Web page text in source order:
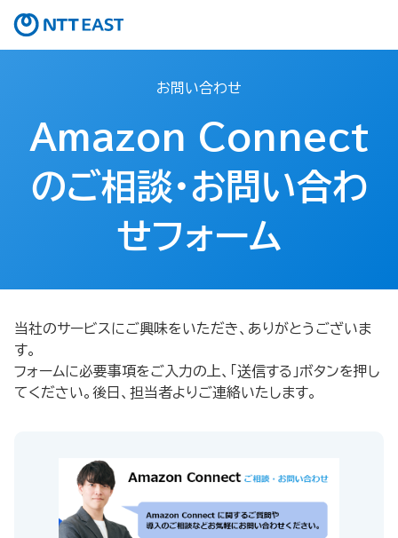
お問い合わせ
Amazon Connect
のご相談・お問い合わ
せフォーム​
当社のサービスにご興味をいただき、ありがとうございま
す。
フォームに必要事項をご入力の上、「送信する」ボタンを押し
てください。後日、担当者よりご連絡いたします。